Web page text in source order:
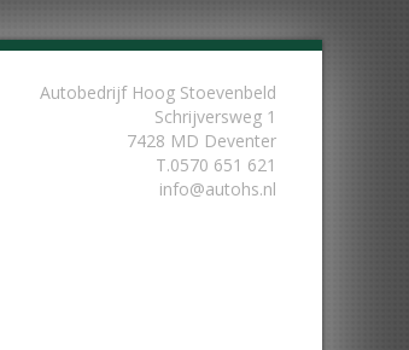
Autobedrijf Hoog Stoevenbeld
Schrijversweg 1
7428 MD Deventer
T.0570 651 621
info@autohs.nl